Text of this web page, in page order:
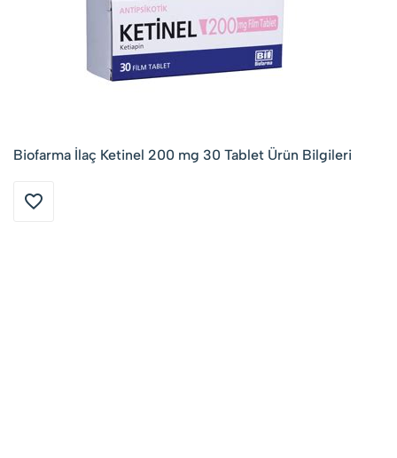
Biofarma İlaç Ketinel 200 mg 30 Tablet Ürün Bilgileri